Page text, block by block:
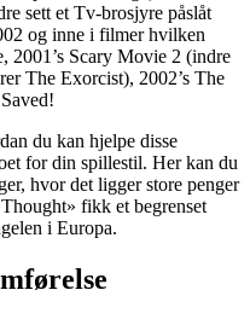
sett et Tv-brosjyre påslåt
og inne i filmer hvilken
2001’s Scary Movie 2 (indre
The Exorcist), 2002’s The
du kan hjelpe disse
for din spillestil. Her kan du
hvor det ligger store penger
fikk et begrenset
i Europa.